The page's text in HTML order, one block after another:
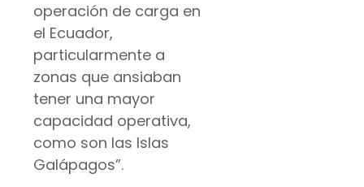
operación de carga en
el Ecuador,
particularmente a
zonas que ansiaban
tener una mayor
capacidad operativa,
como son las Islas
Galápagos”.